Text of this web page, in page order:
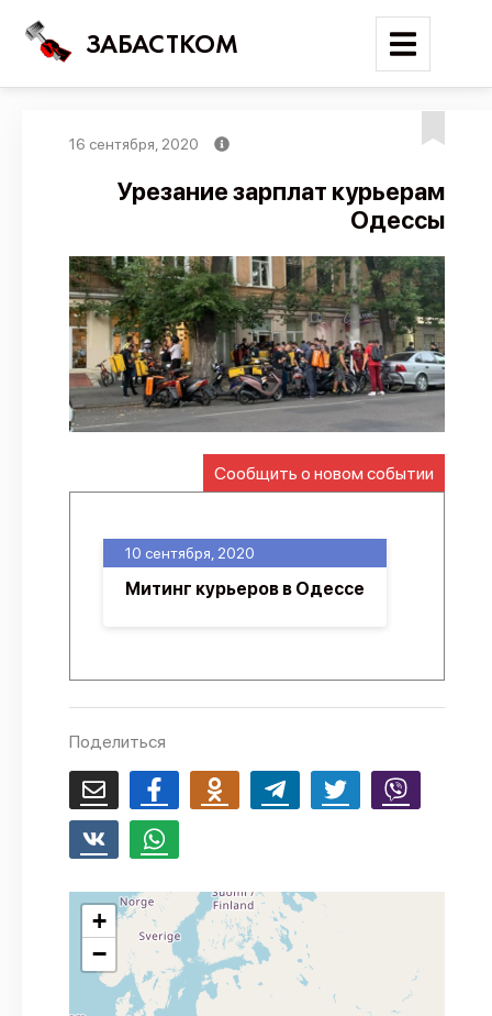
ЗАБАСТКОМ
Новости
Карта событий
Трудовые конфликты
Отчеты
Предложить публикацию
API
Политика конфиденциальности
16 сентября, 2020
Урезание зарплат курьерам
Одессы
Сообщить о новом событии
10 сентября, 2020
Митинг курьеров в Одессе
Поделиться
+
−